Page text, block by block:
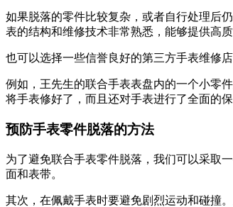
如果脱落的零件比较复杂，或者自行处理后
表的结构和维修技术非常熟悉，能够提供高质
也可以选择一些信誉良好的第三方手表维修
例如，王先生的联合手表表盘内的一个小零
将手表修好了，而且还对手表进行了全面的保
预防手表零件脱落的方法
为了避免联合手表零件脱落，我们可以采取
面和表带。
其次，在佩戴手表时要避免剧烈运动和碰撞